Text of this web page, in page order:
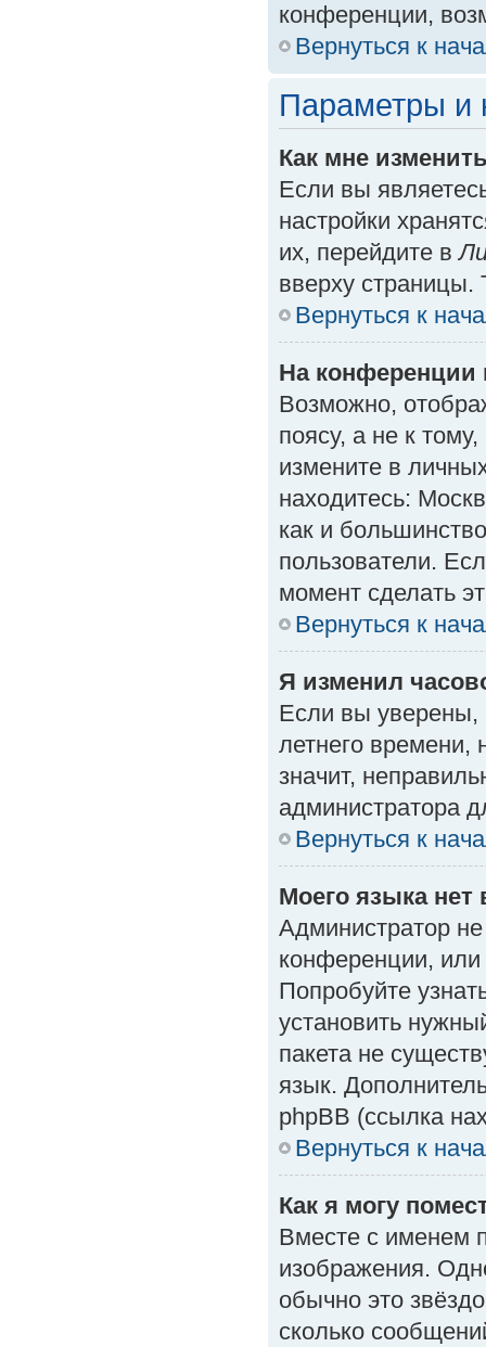
конференции,
Вернуться к
Параметры и
Как мне
Если вы
настройки
их, перейдите в
вверху страницы.
Вернуться к
На конференции
Возможно,
поясу, а не к
измените в
находитесь:
как и
пользователи.
момент сделать
Вернуться к
Я изменил
Если вы уверены,
летнего времени,
значит,
администратора
Вернуться к
Моего языка нет
Администратор
конференции,
Попробуйте
установить
пакета не
язык.
phpBB (ссылка
Вернуться к
Как я могу
Вместе с именем
изображения.
обычно это
сколько